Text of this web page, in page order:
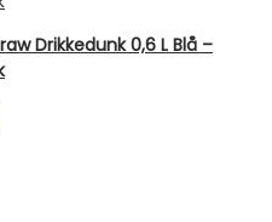
Drikkedunk 0,6 L Blå –